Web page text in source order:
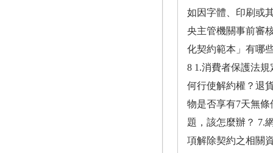
如因字體、印刷或
央主管機關事前審
化契約範本」有哪
8 1.消費者保護法
何行使解約權？退
物是否享有7天無
題，該怎麼辦？ 7.
項解除契約之相關